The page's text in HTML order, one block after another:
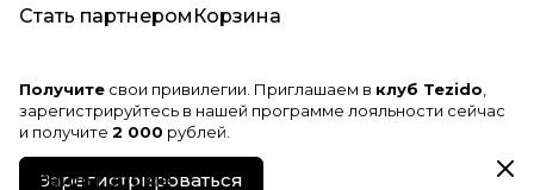
Файлы cookie
Стать партнером Корзина
Получите свои привилегии. Приглашаем в клуб Tezido
зарегистрируйтесь в нашей программе лояльности сейчас
и получите 2 000 рублей.
Зарегистрироваться